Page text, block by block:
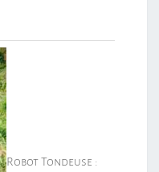
Robot Tondeuse :